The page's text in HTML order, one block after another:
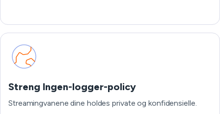
Streng Ingen-logger-policy
Streamingvanene dine holdes private og konfidensielle.